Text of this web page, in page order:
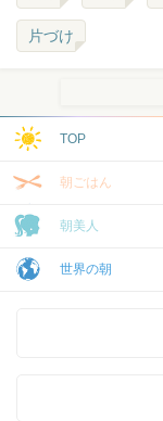
片づけ
TOP
朝ごはん
朝美人
世界の朝